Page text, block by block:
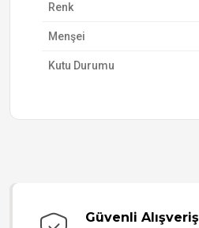
Renk
Menşei
Kutu Durumu
Güvenli Alışveriş